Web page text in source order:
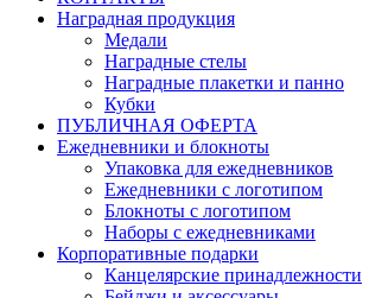
Наградная продукция
Медали
Наградные стелы
Наградные плакетки и панно
Кубки
ПУБЛИЧНАЯ ОФЕРТА
Ежедневники и блокноты
Упаковка для ежедневников
Ежедневники с логотипом
Блокноты с логотипом
Наборы с ежедневниками
Корпоративные подарки
Канцелярские принадлежности